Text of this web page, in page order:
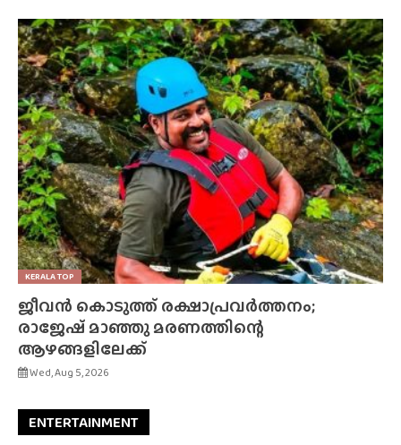
KERALA TOP
ജീവൻ കൊടുത്ത് രക്ഷാപ്രവർത്തനം;
രാജേഷ് മാഞ്ഞു മരണത്തിന്റെ
ആഴങ്ങളിലേക്ക്
Wed, Aug 5, 2026
ENTERTAINMENT